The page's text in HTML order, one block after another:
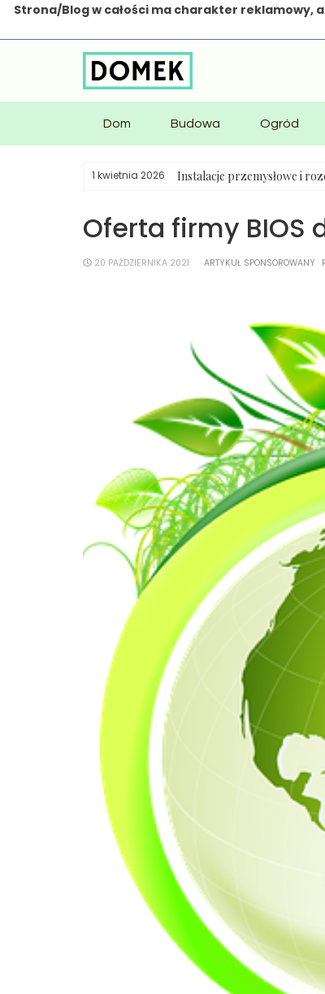
Strona/Blog w całości ma charakter reklamowy,
Dom Budowa Ogród
1 kwietnia 2026 Instalacje przemysłowe i
Oferta firmy BIOS
20 PAŹDZIERNIKA 2021 ARTYKUŁ SPONSOROWANY